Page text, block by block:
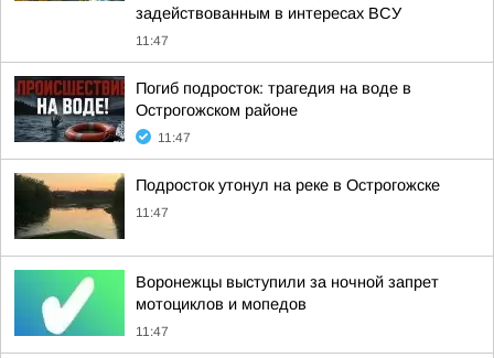
задействованным в интересах ВСУ
11:47
Погиб подросток: трагедия на воде в
Острогожском районе
11:47
Подросток утонул на реке в Острогожске
11:47
Воронежцы выступили за ночной запрет
мотоциклов и мопедов
11:47